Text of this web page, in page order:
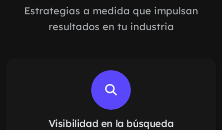
Estrategias a medida que impulsan
resultados en tu industria
Visibilidad en la búsqueda